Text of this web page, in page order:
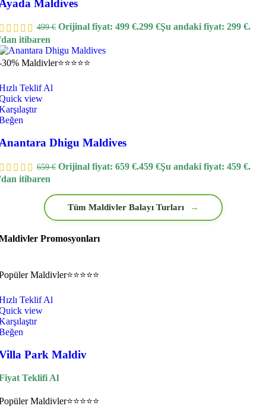
Maldives
499€ Orijinal fiyat: 499 €.299 €Şu andaki fiyat: 299 €.
itibaren
30% Maldivler⭐⭐⭐⭐⭐
Teklif Al
view
Dhigu Maldives
659€ Orijinal fiyat: 659 €.459 €Şu andaki fiyat: 459 €.
itibaren
Tüm Maldivler Balayı Turları →
Promosyonları
Maldivler⭐⭐⭐⭐⭐
Teklif Al
view
Park Maldiv
Teklifi Al
Maldivler⭐⭐⭐⭐⭐